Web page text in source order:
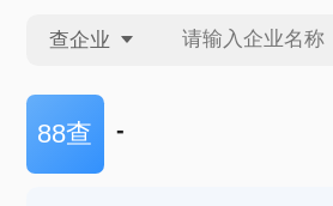
查企业
查企业
88查 -